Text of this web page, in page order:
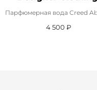
Парфюмерная вода Creed
4 500 ₽